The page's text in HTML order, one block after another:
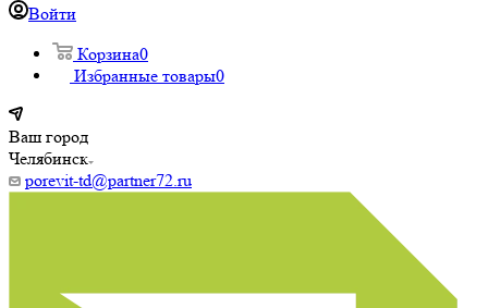
Войти
Корзина0
Избранные товары0
Ваш город
Челябинск
porevit-td@partner72.ru